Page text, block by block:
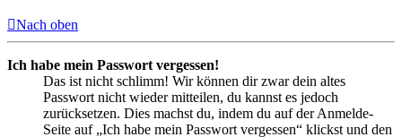
Nach oben
Ich habe mein Passwort vergessen!
Das ist nicht schlimm! Wir können dir zwar dein altes
Passwort nicht wieder mitteilen, du kannst es jedoch
zurücksetzen. Dies machst du, indem du auf der Anmelde-
Seite auf „Ich habe mein Passwort vergessen“ klickst und den